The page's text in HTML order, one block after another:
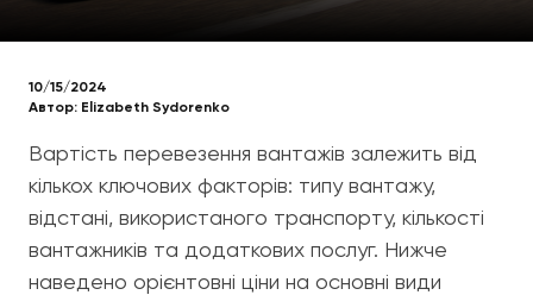
10/15/2024
Автор: Elizabeth Sydorenko
Вартість перевезення вантажів залежить від
кількох ключових факторів: типу вантажу,
відстані, використаного транспорту, кількості
вантажників та додаткових послуг. Нижче
наведено орієнтовні ціни на основні види